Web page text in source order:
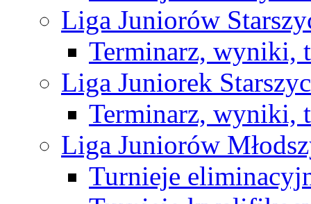
Liga Juniorów
Terminarz, wyniki,
Liga Juniorek
Terminarz, wyniki,
Liga Juniorów
Turnieje